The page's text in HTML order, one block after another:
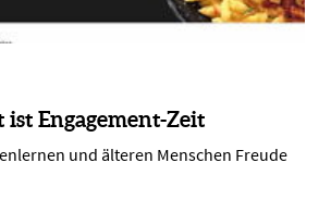
ist Engagement-Zeit
und älteren Menschen Freude